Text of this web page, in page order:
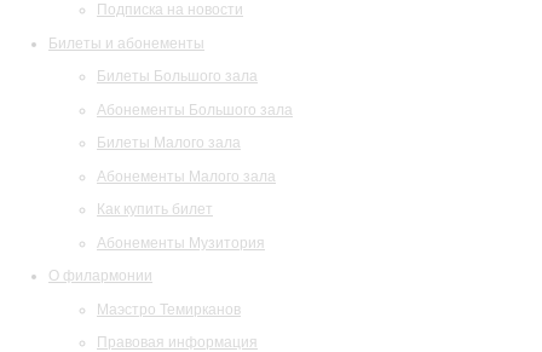
Подписка на новости
Билеты и абонементы
Билеты Большого зала
Абонементы Большого зала
Билеты Малого зала
Абонементы Малого зала
Как купить билет
Абонементы Музитория
О филармонии
Маэстро Темирканов
Правовая информация